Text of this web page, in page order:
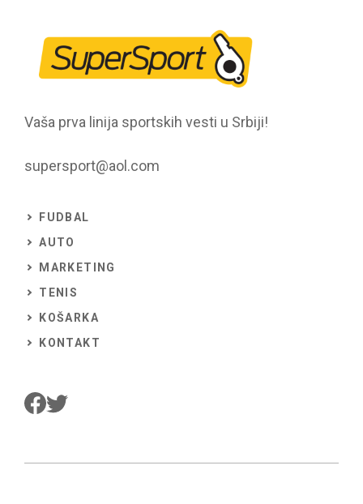
Vaša prva linija sportskih vesti u Srbiji!
supersport@aol.com
FUDBAL
AUTO
MARKETING
TENIS
KOŠARKA
KONTAKT